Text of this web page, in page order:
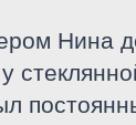
Нина